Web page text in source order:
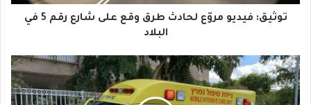
ا
إ
ل
توثيق: فيديو مروّع لحادث طرق وقع على شارع رقم 5 في
البلاد